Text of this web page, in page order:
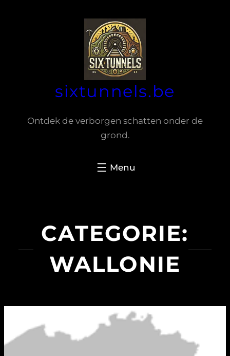
sixtunnels.be
Ontdek de verborgen schatten onder de
grond.
CATEGORIE:
WALLONIE